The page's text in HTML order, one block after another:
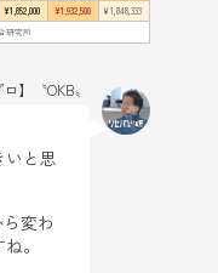
¥1,852,000 ¥1,932,500
¥1,848,333
研究所
】〝OKB〟
いと思
変わ
。